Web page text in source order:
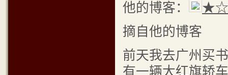
他的博客：
★☆
摘自他的博客
前天我去广州买
有一辆大红旗轿